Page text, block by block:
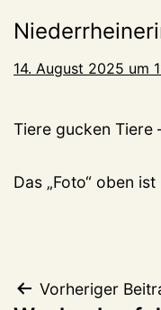
14. August 2025 um
Tiere gucken Tiere
Das „Foto“ oben
Vorheriger